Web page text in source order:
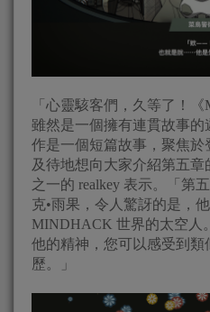
「心靈駭客們，久等了！
雖然是一個擁有連貫故事
作是一個短篇故事，聚焦
及待地想向大家介紹第五
之一的 realkey 表示。「第
克•雨果，令人驚訝的是，
MINDHACK 世界的太空人
他的精神，您可以感受到
歷。」